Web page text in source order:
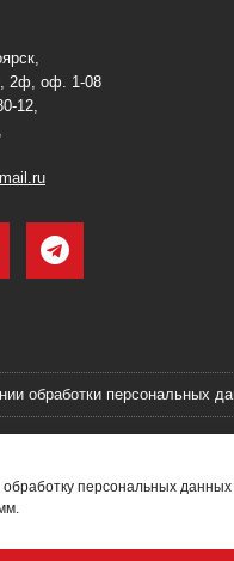
персональных
2ф, оф. 1-08
12,
обработки персональных
персональных данных
(оферта)